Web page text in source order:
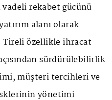
rekabet gücünü
alanı olarak
özellikle ihracat
sürdürülebilirlik
müşteri tercihleri ve
yönetimi